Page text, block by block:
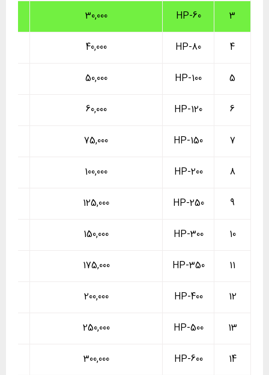
3
HP-60
30,000
4
HP-80
40,000
5
HP-100
50,000
6
HP-120
60,000
7
HP-150
75,000
8
HP-200
100,000
9
HP-250
125,000
10
HP-300
150,000
11
HP-350
175,000
12
HP-400
200,000
13
HP-500
250,000
14
HP-600
300,000